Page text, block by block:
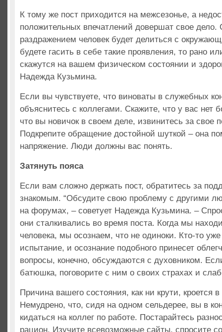
К тому же пост приходится на межсезонье, а
положительных впечатлений довершат свое дело.
раздражением человек будет делиться с
будете гасить в себе такие проявления, то рано
скажутся на вашем физическом состоянии и
Надежда Кузьмина.
Если вы чувствуете, что виноваты в служебных
объяснитесь с коллегами. Скажите, что у вас нет
что вы новичок в своем деле, извинитесь за свое
Подкрепите обращение достойной шуткой – она
напряжение. Люди должны вас понять.
Затянуть пояса
Если вам сложно держать пост, обратитесь за
знакомым. “Обсудите свою проблему с другими
на форумах, – советует Надежда Кузьмина. –
они сталкивались во время поста. Когда мы
человека, мы осознаем, что не одиноки. Кто-то
испытание, и осознание подобного принесет
вопросы, конечно, обсуждаются с духовником.
батюшка, поговорите с ним о своих страхах и
Причина вашего состояния, как ни крути, кроется
Немудрено, что, сидя на одном сельдерее, вы в
кидаться на коллег по работе. Постарайтесь
рацион. Изучите всевозможные сайты, спросите